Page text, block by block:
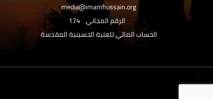
media@imamhussain.org
الرقم المجاني 174
الحساب المالي للعتبة الحسينية المقدسة